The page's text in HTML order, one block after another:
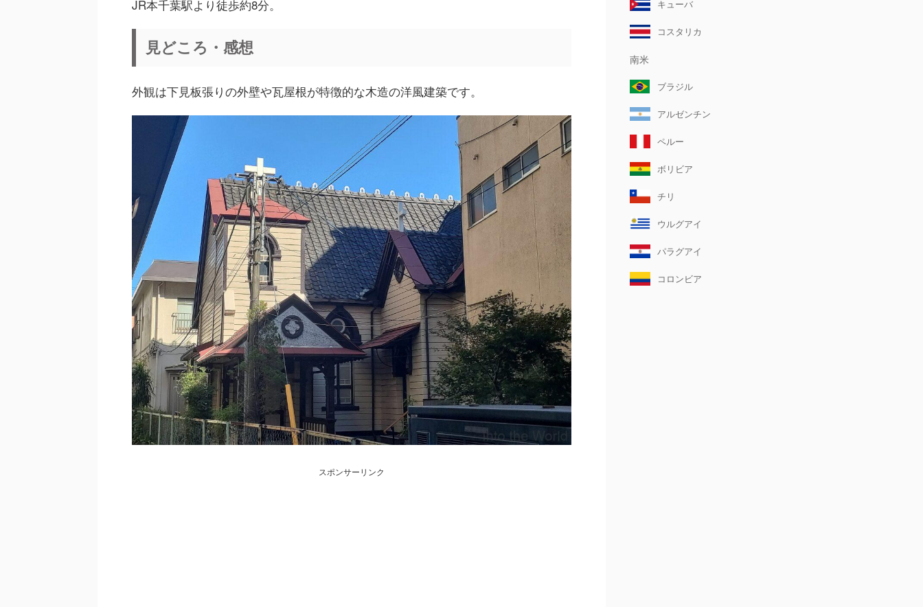
JR本千葉駅より徒歩約8分。
見どころ・感想
外観は下見板張りの外壁や瓦屋根が特徴的な木造の洋風建築です。
スポンサーリンク
キューバ
コスタリカ
南米
ブラジル
アルゼンチン
ペルー
ボリビア
チリ
ウルグアイ
パラグアイ
コロンビア